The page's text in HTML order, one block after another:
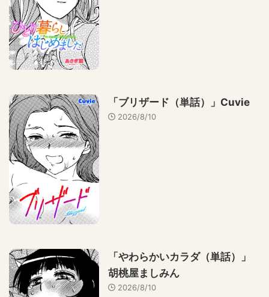
「ブリザード（単話）」Cuvie
2026/8/10
「やわらかいカラダ（単話）」
胡桃屋ましみん
2026/8/10